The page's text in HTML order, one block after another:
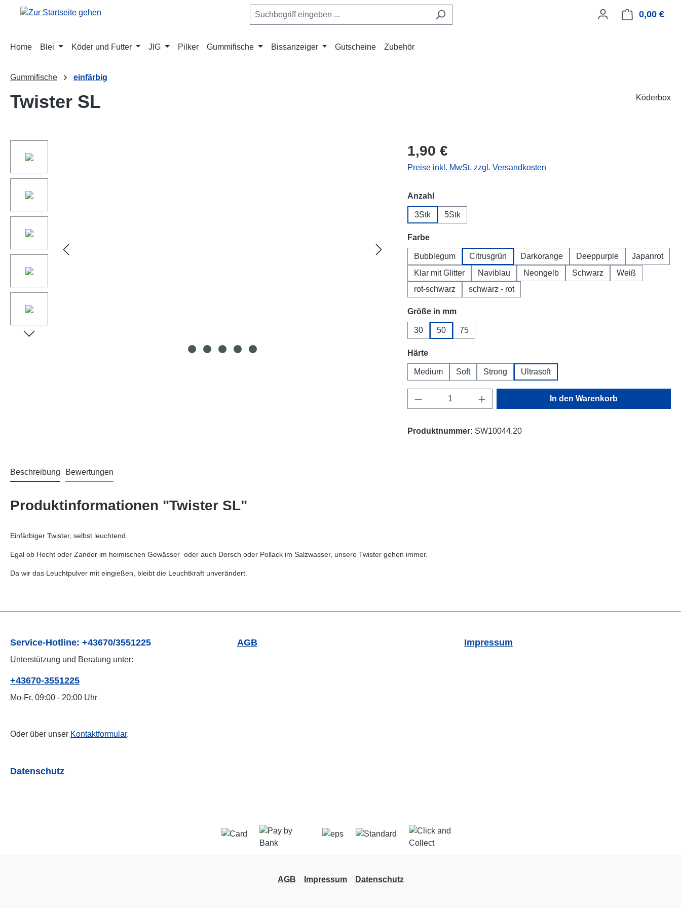
Zur Hauptnavigation springen 0,00 €
Home Blei Köder und Futter JIG Pilker Gummifische Bissanzeiger Gutscheine Zubehör
Gummifische einfärbig
Twister SL Köderbox
1,90 €
Preise inkl. MwSt. zzgl. Versandkosten
Anzahl auswählen
3Stk 5Stk
Farbeauswählen
Bubblegum Citrusgrün Darkorange Deeppurple
Japanrot
Klar mit Glitter
Naviblau Neongelb Schwarz
Weiß
rot-schwarz
schwarz - rot
Größe in mmauswählen
30 50 75
Härteauswählen
Medium Soft Strong Ultrasoft
Produkt Anzahl: Gib den gewünschten Wert ein
In den Warenkorb
Produktnummer: SW10044.20
Beschreibung Bewertungen
Produktinformationen "Twister SL"
Einfärbiger Twister, selbst leuchtend.
Egal ob Hecht oder Zander im heimischen Gewässer oder auch Dorsch oder Pollack im Salzwasser, unsere Twister gehen immer.
Da wir das Leuchtpulver mit eingießen, bleibt die Leuchtkraft unverändert.
Service-Hotline: +43670/3551225
Unterstützung und Beratung unter:
+43670-3551225
Mo-Fr, 09:00 - 20:00 Uhr
Oder über unser Kontaktformular.
AGB Impressum
Datenschutz
AGB Impressum Datenschutz